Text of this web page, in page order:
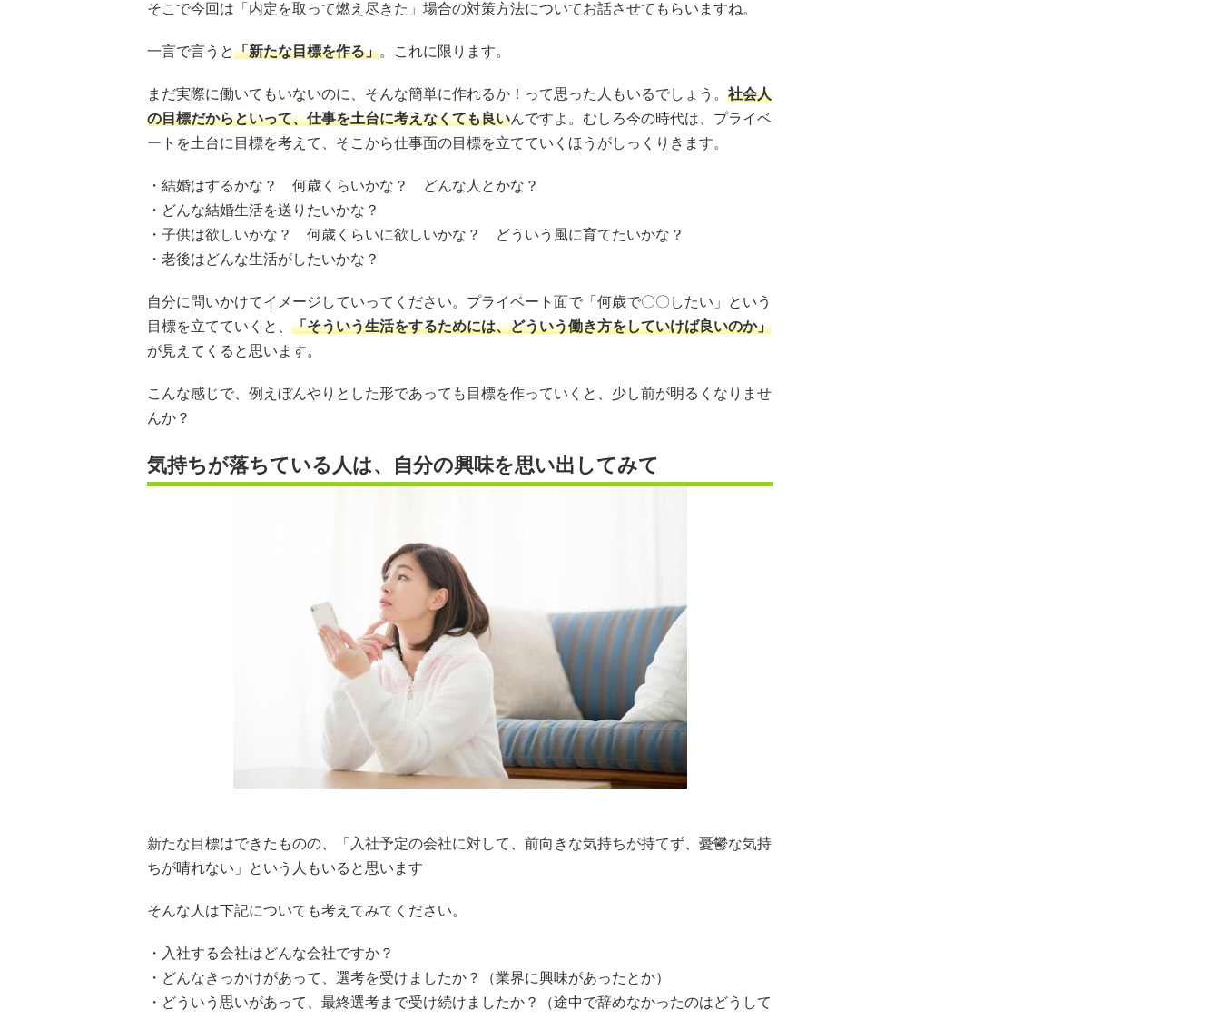
そこで今回は「内定を取って燃え尽きた」場合の対策方法についてお話させてもらいますね。
一言で言うと「新たな目標を作る」。これに限ります。
まだ実際に働いてもいないのに、そんな簡単に作れるか！って思った人もいるでしょう。 社会人
の目標だからといって、仕事を土台に考えなくても良いんですよ。むしろ今の時代は、プライベ
ートを土台に目標を考えて、そこから仕事面の目標を立てていくほうがしっくりきます。
・結婚はするかな？ 何歳くらいかな？ どんな人とかな？
・どんな結婚生活を送りたいかな？
・子供は欲しいかな？ 何歳くらいに欲しいかな？ どういう風に育てたいかな？
・老後はどんな生活がしたいかな？
自分に問いかけてイメージしていってください。プライベート面で「何歳で〇〇したい」という
目標を立てていくと、 「そういう生活をするためには、どういう働き方をしていけば良いのか」
が見えてくると思います。
こんな感じで、例えぼんやりとした形であっても目標を作っていくと、少し前が明るくなりませ
んか？
気持ちが落ちている人は、自分の興味を思い出してみて
新たな目標はできたものの、「入社予定の会社に対して、前向きな気持ちが持てず、憂鬱な気持
ちが晴れない」という人もいると思います
そんな人は下記についても考えてみてください。
・入社する会社はどんな会社ですか？
・どんなきっかけがあって、選考を受けましたか？（業界に興味があったとか）
・どういう思いがあって、最終選考まで受け続けましたか？（途中で辞めなかったのはどうして